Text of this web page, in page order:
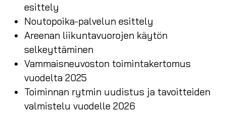
esittely
Noutopoika-palvelun esittely
Areenan liikuntavuorojen käytön
selkeyttäminen
Vammaisneuvoston toimintakertomus
vuodelta 2025
Toiminnan rytmin uudistus ja tavoitteiden
valmistelu vuodelle 2026